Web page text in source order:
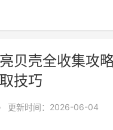
贝壳全收集攻
技巧
更新时间：2026-06-04